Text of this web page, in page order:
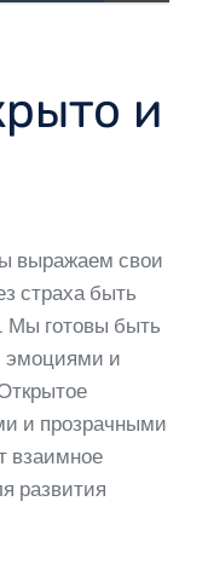
и
выражаем свои
страха быть
Мы готовы быть
эмоциями и
и прозрачными
взаимное
развития